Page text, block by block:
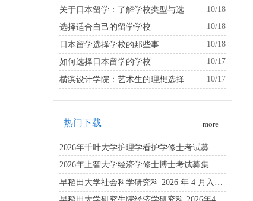
10/18
选择适合自己的留学学校
10/18
日本留学选择学校的那些事
10/18
如何选择日本留学的学校
10/17
横滨设计学院：艺术生的理想选择
10/17
热门下载 more